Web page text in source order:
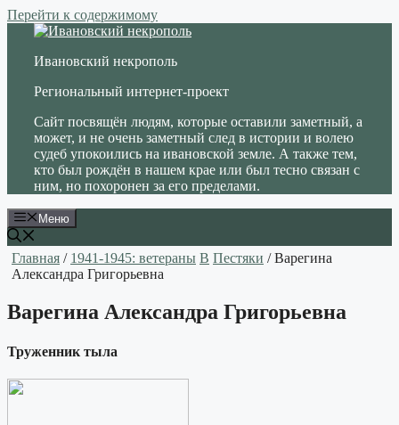
Перейти к содержимому
Ивановский некрополь
Региональный интернет-проект
Сайт посвящён людям, которые оставили заметный, а
может, и не очень заметный след в истории и волею
судеб упокоились на ивановской земле. А также тем,
кто был рождён в нашем крае или был тесно связан с
ним, но похоронен за его пределами.
Меню
Главная / 1941-1945: ветераны В Пестяки / Варегина
Александра Григорьевна
Варегина Александра Григорьевна
Труженник тыла